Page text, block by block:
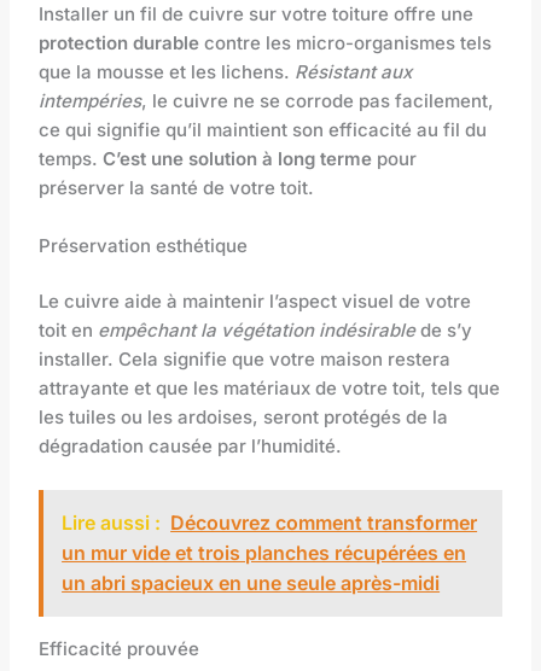
Installer un fil de cuivre sur votre toiture offre une
protection durable contre les micro-organismes tels
que la mousse et les lichens. Résistant aux
intempéries, le cuivre ne se corrode pas facilement,
ce qui signifie qu’il maintient son efficacité au fil du
temps.C’est une solution à long terme pour
préserver la santé de votre toit.
Préservation esthétique
Le cuivre aide à maintenir l’aspect visuel de votre
toit en empêchant la végétation indésirablede s’y
installer. Cela signifie que votre maison restera
attrayante et que les matériaux de votre toit, tels que
les tuiles ou les ardoises, seront protégés de la
dégradation causée par l’humidité.
Lire aussi : Découvrez comment transformer
un mur vide et trois planches récupérées en
un abri spacieux en une seule après-midi
Efficacité prouvée